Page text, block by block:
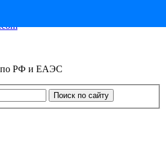
по РФ и ЕАЭС
Поиск по сайту